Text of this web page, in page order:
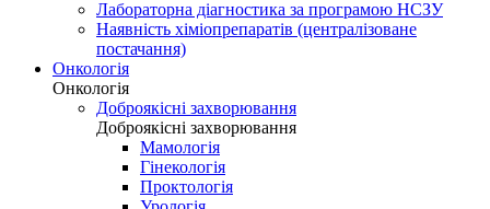
Лабораторна діагностика за програмою НСЗУ
Наявність хіміопрепаратів (централізоване
постачання)
Онкологія
Онкологія
Доброякісні захворювання
Доброякісні захворювання
Мамологія
Гінекологія
Проктологія